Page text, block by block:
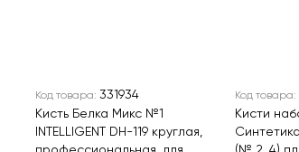
Код товара: 331934
Кисть Белка Микс №1
INTELLIGENT DH-119 круглая,
Код товара:
Кисти